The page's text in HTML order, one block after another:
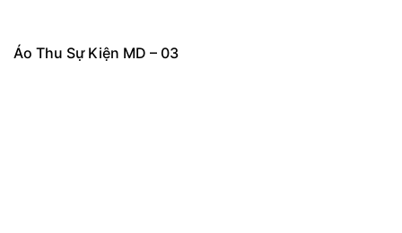
Áo Thu Sự Kiện MD – 03